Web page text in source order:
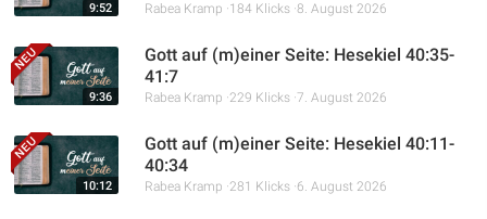
9:52 Rabea Kramp 184 Klicks 8. August 2026
9:36
Gott auf (m)einer Seite: Hesekiel 40:35-
41:7
Rabea Kramp 229 Klicks 7. August 2026
10:12
Gott auf (m)einer Seite: Hesekiel 40:11-
40:34
Rabea Kramp 281 Klicks 6. August 2026